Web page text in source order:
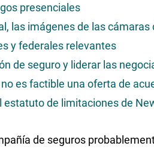
presenciales
las imágenes de las
y federales relevantes
de seguro y liderar las
es factible una oferta de
estatuto de limitaciones de
de seguros